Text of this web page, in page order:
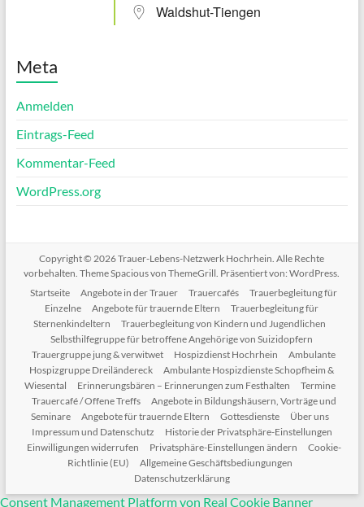
Waldshut-Tiengen
Meta
Anmelden
Eintrags-Feed
Kommentar-Feed
WordPress.org
Copyright © 2026Trauer-Lebens-Netzwerk Hochrhein . Alle Rechte
vorbehalten. ThemeSpaciousvon ThemeGrill. Präsentiert von:WordPress
Startseite
Angebote in der Trauer Trauercafés
Trauerbegleitung für
Einzelne
Angebote für trauernde Eltern
Trauerbegleitung für
Sternenkindeltern
Trauerbegleitung von Kindern und Jugendlichen
Selbsthilfegruppe für betroffene Angehörige von Suizidopfern
Trauergruppe jung & verwitwet
Hospizdienst Hochrhein
Ambulante
Hospizgruppe Dreiländereck
Ambulante Hospizdienste Schopfheim &
Wiesental
Erinnerungsbären – Erinnerungen zum Festhalten
Termine
Trauercafé / Offene Treffs
Angebote in Bildungshäusern, Vorträge und
Seminare
Angebote für trauernde Eltern Gottesdienste
Über uns
Impressum und Datenschutz
Historie der Privatsphäre-Einstellungen
Einwilligungen widerrufen
Privatsphäre-Einstellungen ändern
Cookie-
Richtlinie (EU)
Allgemeine Geschäftsbediungungen
Datenschutzerklärung
Consent Management Platform von Real Cookie Banner